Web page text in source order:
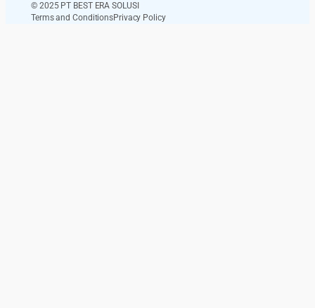
© 2025 PT BEST ERA SOLUSI
Terms and ConditionsPrivacy Policy